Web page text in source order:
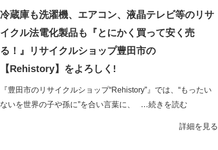
冷蔵庫も洗濯機、エアコン、液晶テレビ等のリサ
イクル法電化製品も『とにかく買って安く売
る！』リサイクルショップ豊田市の
【Rehistory】をよろしく!
『豊田市のリサイクルショップ“Rehistory”』では、“もったい
ないを世界の子や孫に”を合い言葉に、 …続きを読む
詳細を見る